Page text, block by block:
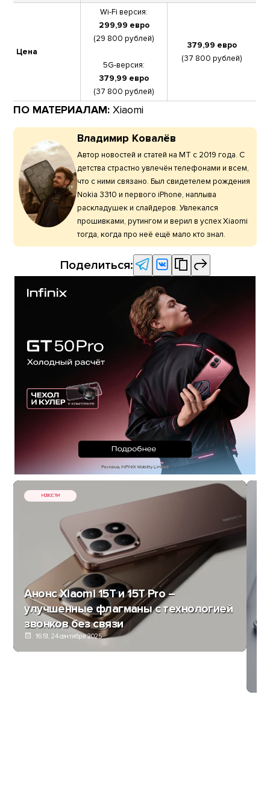
Цена
Wi-Fi версия:
299,99 евро
(29 800 рублей)
5G-версия:
379,99 евро
(37 800 рублей)
379,99 евро
(37 800 рублей)
ПО МАТЕРИАЛАМ: Xiaomi
Владимир Ковалёв
Автор новостей и статей на МТ с 2019 года. С
детства страстно увлечён телефонами и всем,
что с ними связано. Был свидетелем рождения
Nokia 3310 и первого iPhone, наплыва
раскладушек и слайдеров. Увлекался
прошивками, рутингом и верил в успех Xiaomi
тогда, когда про неё ещё мало кто знал.
Поделиться:
НОВОСТИ
Анонс Xiaomi 15T и 15T Pro –
улучшенные флагманы с технологией
звонков без связи
16:51, 24 сентября 2025